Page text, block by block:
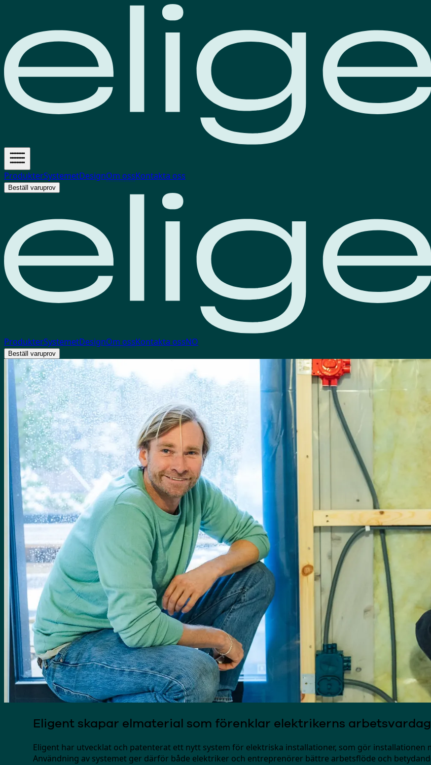
ProdukterSystemetDesignOm ossKontakta oss
Beställ varuprov
ProdukterSystemetDesignOm ossKontakta ossNO
Beställ varuprov
Eligent skapar elmaterial som förenklar elektrikerns arbetsvardag
Eligent har utvecklat och patenterat ett nytt system för elektriska installationer, som gör
Användning av systemet ger därför både elektriker och entreprenörer bättre arbetsflöde och